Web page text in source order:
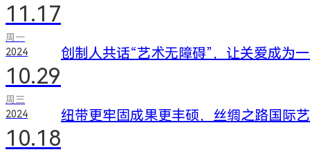
11.17
周一
2024
10.29
周三
创制人共话“艺术无障碍”，让关爱成为
2024
10.18
纽带更牢固成果更丰硕，丝绸之路国际